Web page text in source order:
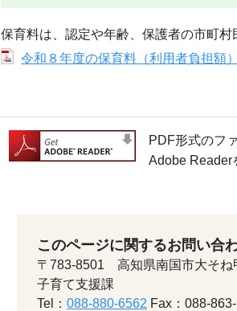
保育料は、認定や年齢、保護者の市町村
令和８年度の保育料（利用者負担額
PDF形式のフ
Adobe Reader
このページに関するお問い合
〒783-8501 高知県南国市大そね
子育て支援課
Tel： 088-880-6562 Fax：088-